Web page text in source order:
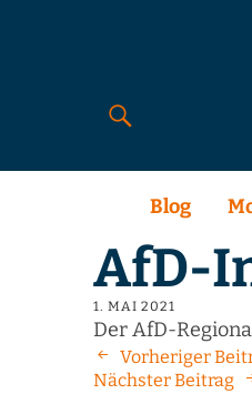
Blog
AfD-
1. MAI 2021
Der AfD-
Vorheriger
Nächster Beitrag